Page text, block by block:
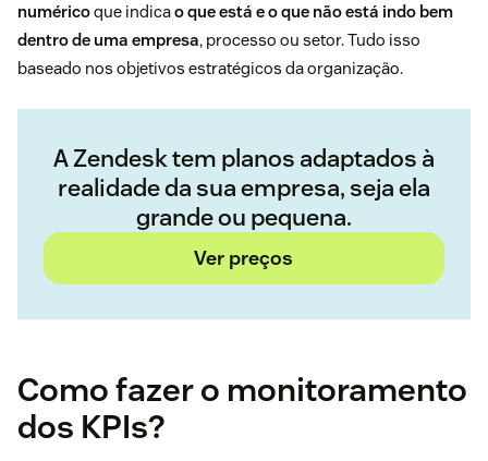
numéricoque indicao que está e o que não está indo bem
dentro de uma empresa, processo ou setor. Tudo isso
baseado nos objetivos estratégicos da organização.
A Zendesk tem planos adaptados à
realidade da sua empresa, seja ela
grande ou pequena.
Ver preços
Como fazer o monitoramento
dos KPIs?